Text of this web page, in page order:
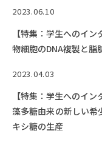
2023.06.10
【特集：学生へのイ
物細胞のDNA複製と脂
2023.04.03
【特集：学生へのイ
藻多糖由来の新しい希
キシ糖の生産